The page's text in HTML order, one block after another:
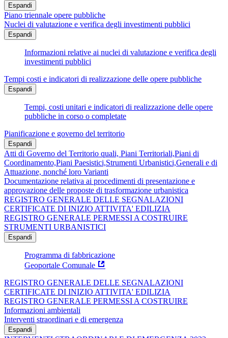
Espandi
Piano triennale opere pubbliche
Nuclei di valutazione e verifica degli investimenti pubblici
Espandi
Informazioni relative ai nuclei di valutazione e verifica degli
investimenti pubblici
Tempi costi e indicatori di realizzazione delle opere pubbliche
Espandi
Tempi, costi unitari e indicatori di realizzazione delle opere
pubbliche in corso o completate
Pianificazione e governo del territorio
Espandi
Atti di Governo del Territorio quali, Piani Territoriali,Piani di
Coordinamento,Piani Paesistici,Strumenti Urbanistici,Generali e di
Attuazione, nonché loro Varianti
Documentazione relativa ai procedimenti di presentazione e
approvazione delle proposte di trasformazione urbanistica
REGISTRO GENERALE DELLE SEGNALAZIONI
CERTIFICATE DI INIZIO ATTIVITA' EDILIZIA
REGISTRO GENERALE PERMESSI A COSTRUIRE
STRUMENTI URBANISTICI
Espandi
Programma di fabbricazione
Geoportale Comunale
REGISTRO GENERALE DELLE SEGNALAZIONI
CERTIFICATE DI INIZIO ATTIVITA' EDILIZIA
REGISTRO GENERALE PERMESSI A COSTRUIRE
Informazioni ambientali
Interventi straordinari e di emergenza
Espandi